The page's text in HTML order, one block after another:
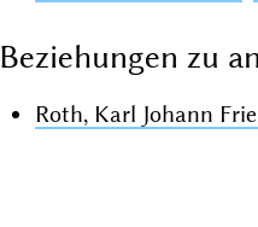
Beziehungen zu
Roth, Karl Johann